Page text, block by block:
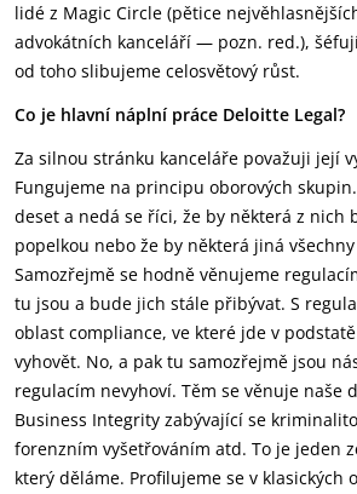
lidé z Magic Circle (pětice
advokátních kanceláří — pozn. red.),
od toho slibujeme celosvětový růst.
Co je hlavní náplní práce Deloitte Legal?
Za silnou stránku kanceláře považuji její
Fungujeme na principu oborových
deset a nedá se říci, že by některá z nich
popelkou nebo že by některá jiná
Samozřejmě se hodně věnujeme
tu jsou a bude jich stále přibývat. S
oblast compliance, ve které jde v
vyhovět. No, a pak tu samozřejmě jsou
regulacím nevyhoví. Těm se věnuje naše
Business Integrity zabývající se
forenzním vyšetřováním atd. To je jeden
který děláme. Profilujeme se v klasických